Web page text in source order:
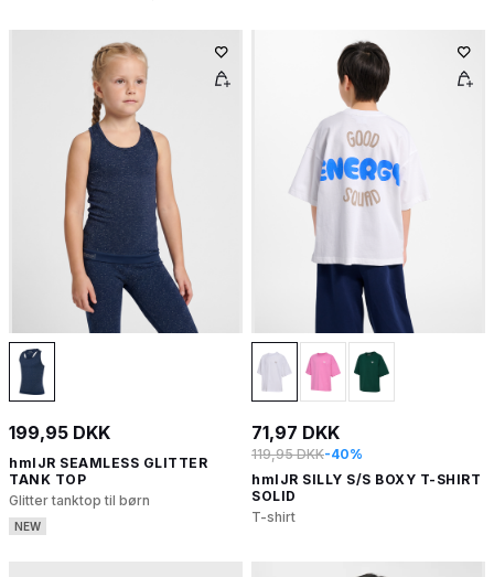
199,95 DKK
hmlJR SEAMLESS GLITTER
TANK TOP
Glitter tanktop til børn
NEW
71,97 DKK
119,95 DKK-40%
hmlJR SILLY S/S BOXY T-SHIRT
SOLID
T-shirt